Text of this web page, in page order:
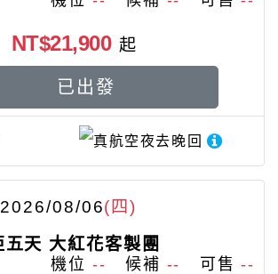
真航空夜去晚回
NT$21,900 起
已出發
2026/08/06(四)
天 大紅花客製團
機位 -- 候補 -- 可售--